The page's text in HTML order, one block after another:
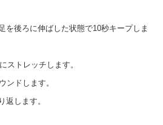
を後ろに伸ばした状態で10秒キープしま
ストレッチします。
ンドします。
返します。